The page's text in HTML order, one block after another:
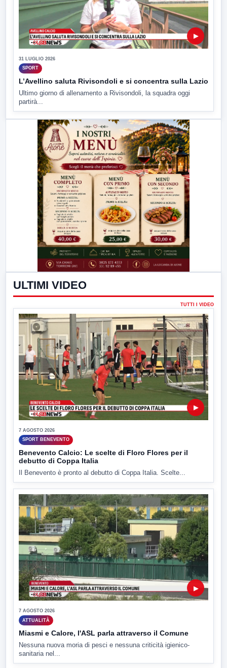
▶
31 LUGLIO 2026
SPORT
L’Avellino saluta Rivisondoli e si concentra sulla Lazio
Ultimo giorno di allenamento a Rivisondoli, la squadra oggi
partirà...
ULTIMI VIDEO
TUTTI I VIDEO
▶
7 AGOSTO 2026
SPORT BENEVENTO
Benevento Calcio: Le scelte di Floro Flores per il
debutto di Coppa Italia
Il Benevento è pronto al debutto di Coppa Italia. Scelte...
▶
7 AGOSTO 2026
ATTUALITÀ
Miasmi e Calore, l'ASL parla attraverso il Comune
Nessuna nuova moria di pesci e nessuna criticità igienico-
sanitaria nel...